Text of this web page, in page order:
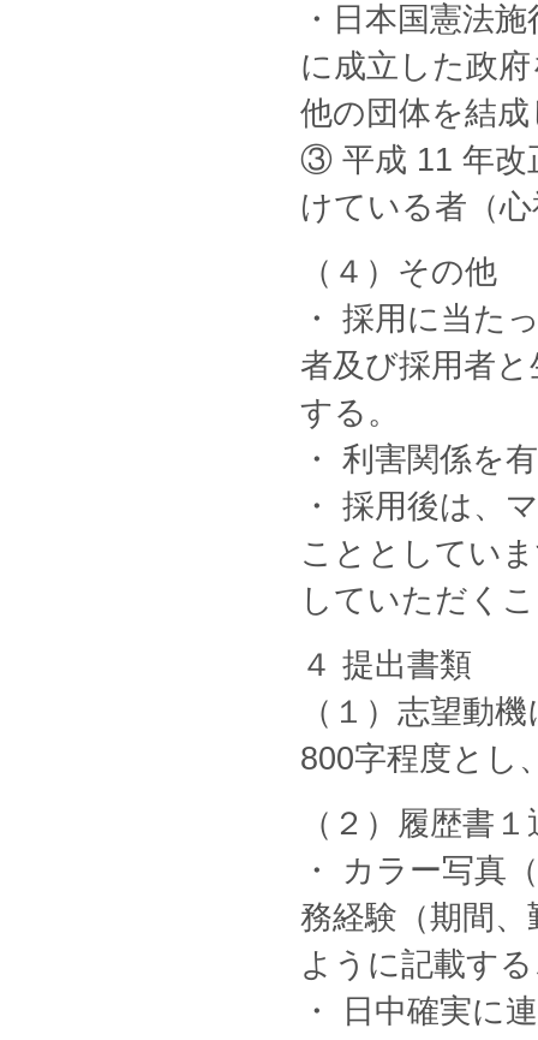
・日本国憲法
に成立した政
他の団体を結
③ 平成 11 年改
けている者（
（４）その他
・ 採用に当た
者及び採用者
する。
・ 利害関係を
・ 採用後は、
こととしてい
していただく
４ 提出書類
（１）志望動
800字程度とし
（２）履歴書
・ カラー写真
務経験（期間
ように記載す
・ 日中確実に